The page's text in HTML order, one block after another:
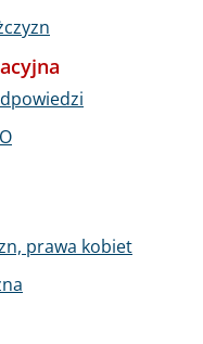
prawa kobiet